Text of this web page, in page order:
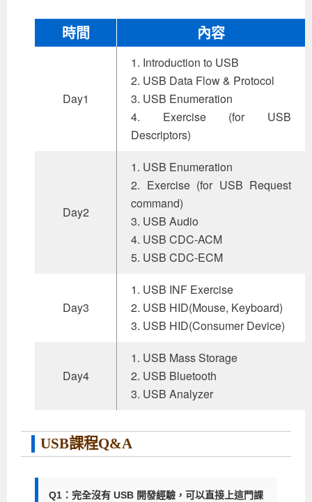
時間 內容
Day1
1. Introduction to USB
2. USB Data Flow & Protocol
3. USB Enumeration
4. Exercise (for USB
Descriptors)
Day2
1. USB Enumeration
2. Exercise (for USB Request
command)
3. USB Audio
4. USB CDC-ACM
5. USB CDC-ECM
Day3
1. USB INF Exercise
2. USB HID(Mouse, Keyboard)
3. USB HID(Consumer Device)
Day4
1. USB Mass Storage
2. USB Bluetooth
3. USB Analyzer
USB課程Q&A
Q1：完全沒有 USB 開發經驗，可以直接上這門課